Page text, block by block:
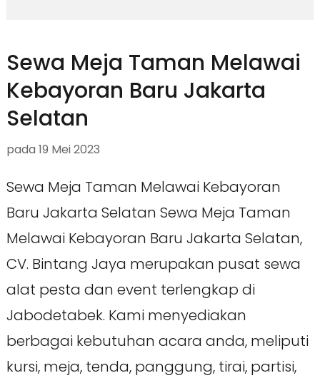
Sewa Meja Taman Melawai
Kebayoran Baru Jakarta
Selatan
pada 19 Mei 2023
Sewa Meja Taman Melawai Kebayoran
Baru Jakarta Selatan Sewa Meja Taman
Melawai Kebayoran Baru Jakarta Selatan,
CV. Bintang Jaya merupakan pusat sewa
alat pesta dan event terlengkap di
Jabodetabek. Kami menyediakan
berbagai kebutuhan acara anda, meliputi
kursi, meja, tenda, panggung, tirai, partisi,